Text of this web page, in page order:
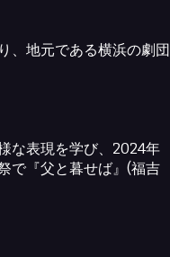
、地元である横浜の劇団
な表現を学び、2024年
で『父と暮せば』(福吉